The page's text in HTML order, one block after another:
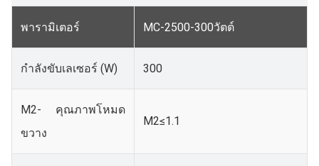
พารามิเตอร์ MC-2500-300วัตต์
กำลังขับเลเซอร์ (W) 300
M2- คุณภาพโหมด
ขวาง
M2≤1.1